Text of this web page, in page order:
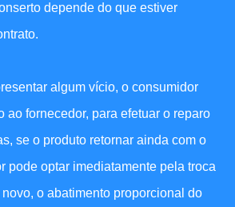
depende do que estiver
algum vício, o consumidor
ao fornecedor, para efetuar o reparo
se o produto retornar ainda com o
pode optar imediatamente pela troca
o abatimento proporcional do